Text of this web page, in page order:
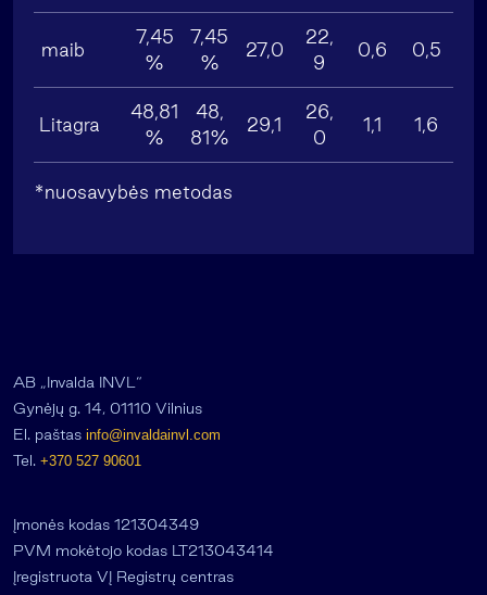
maib
7,45
%
7,45
%
27,0
22,
9
0,6 0,5
Litagra
48,81
%
48,
81%
29,1
26,
0
1,1 1,6
*nuosavybės metodas
AB „Invalda INVL“
Gynėjų g. 14, 01110 Vilnius
El. paštas info@invaldainvl.com
Tel. +370 527 90601
Įmonės kodas 121304349
PVM mokėtojo kodas LT213043414
Įregistruota VĮ Registrų centras